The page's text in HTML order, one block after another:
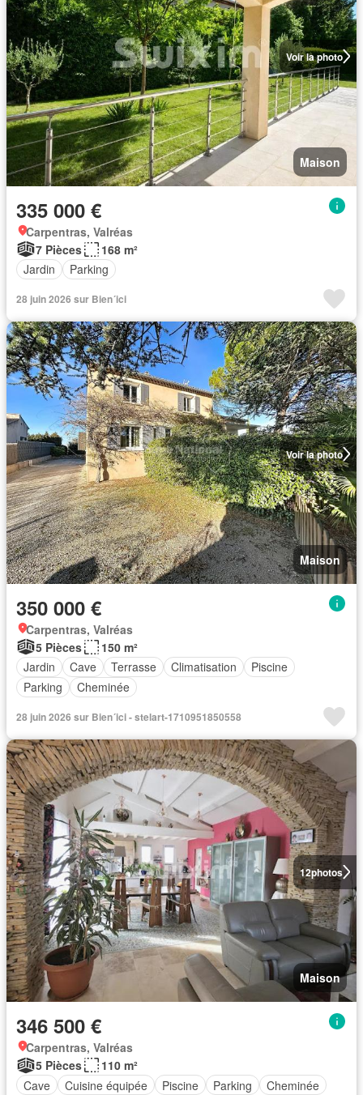
Voir la photo
Maison
335 000 €
Carpentras, Valréas
7 Pièces
168 m²
Jardin
Parking
28 juin 2026 sur Bien´ici
Voir la photo
Maison
350 000 €
Carpentras, Valréas
5 Pièces
150 m²
Jardin
Cave Terrasse Climatisation
Piscine
Parking
Cheminée
28 juin 2026 sur Bien´ici - stelart-1710951850558
12photos
Maison
346 500 €
Carpentras, Valréas
5 Pièces
110 m²
Cave
Cuisine équipée Piscine Parking Cheminée